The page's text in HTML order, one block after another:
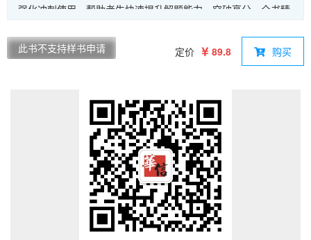
强化冲刺使用，帮助考生快速提升解题能力，突破高分。全书精
+技巧总结，高频考点分类索引，直击命题重点，每道题提供详
细解析，重点标注易错点与命题规律。 本书分为两部分:基础篇
优,选出考查知识点清晰、全面、容易上手的经典习题。强化篇作
为核心部分,特别是根据经典母题和近年考研电路专业课的命题特
点,对考研真题做了归纳总结,以题眼和解法的形式点出考题的关
键所在,使考生快速掌握解题思路。全书500题由浅入深，结构清
晰，是帮助考生系统复习、逐层进阶的理想用书。
此书不支持样书申请 定价 89.8 购买